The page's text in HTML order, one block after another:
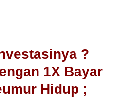
?
1X Bayar
Hidup ;